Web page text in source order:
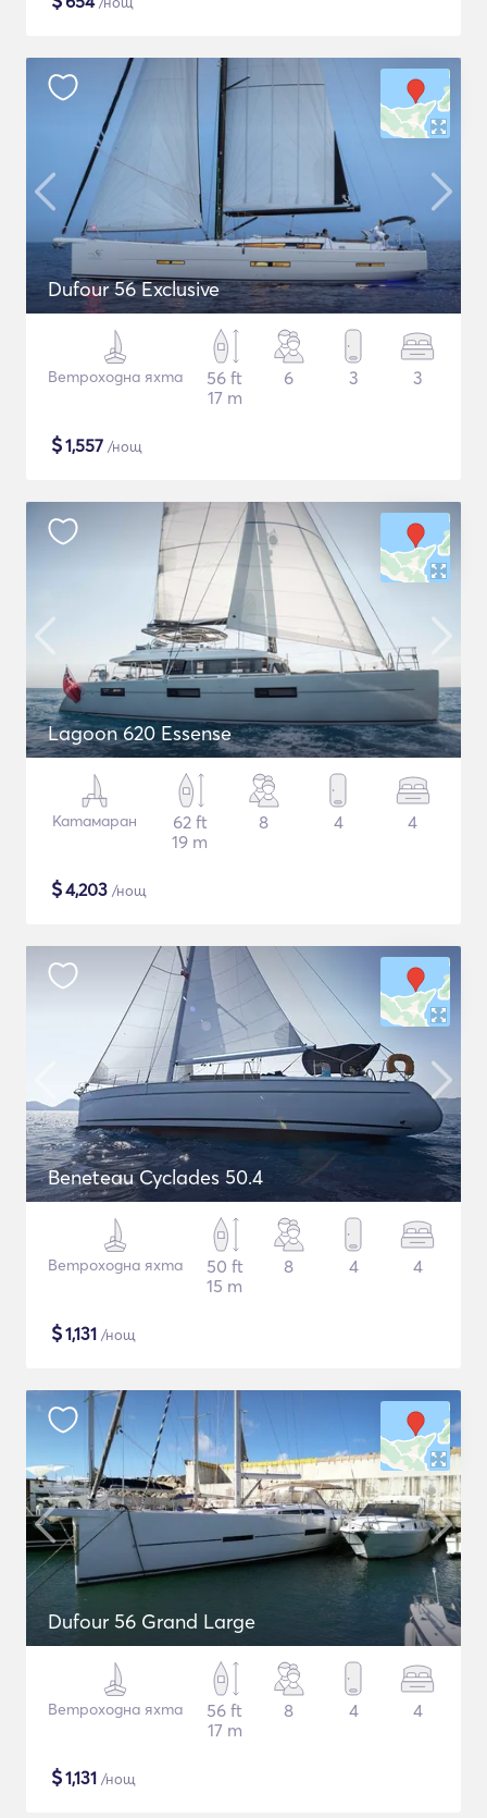
Dufour 56 Exclusive
Ветроходна яхта
56 ft
17 m
6 3 3
$1,557 /нощ
Lagoon 620 Essense
Катамаран
62 ft
19 m
8 4 4
$4,203 /нощ
Beneteau Cyclades 50.4
Ветроходна яхта
50 ft
15 m
8 4 4
$1,131 /нощ
Dufour 56 Grand Large
Ветроходна яхта
56 ft
17 m
8 4 4
$1,131 /нощ